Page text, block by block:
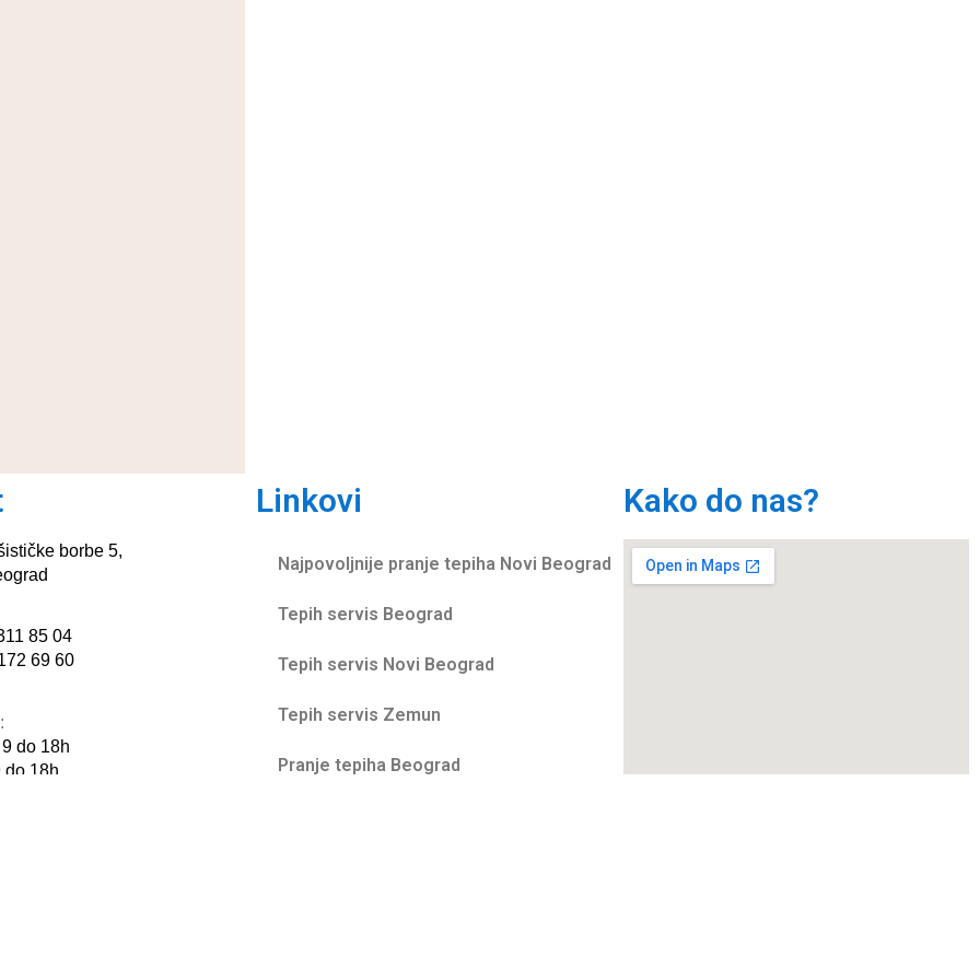
borbe 5,
85 04
69 60
:
do 18h
do 18h
Linkovi
Najpovoljnije pranje tepiha Novi Beograd
Tepih servis Beograd
Tepih servis Novi Beograd
Tepih servis Zemun
Pranje tepiha Beograd
Kako do nas?